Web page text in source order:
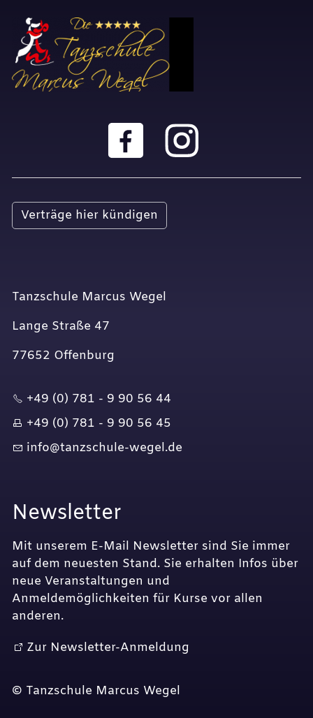
Verträge hier kündigen
Tanzschule Marcus Wegel
Lange Straße 47
77652 Offenburg
+49 (0) 781 - 9 90 56 44
+49 (0) 781 - 9 90 56 45
nf
t nzsch l -w g l d
Newsletter
Mit unserem E-Mail Newsletter sind Sie immer
auf dem neuesten Stand. Sie erhalten Infos über
neue Veranstaltungen und
Anmeldemöglichkeiten für Kurse vor allen
anderen.
Zur Newsletter-Anmeldung
© Tanzschule Marcus Wegel